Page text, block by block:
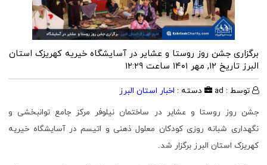
برگزاری جشن روز روستا و عشایر در آسایشگاه خیریه کهریزک استان
البرزتاریخ ۱۲, مهر ۱۴۰۱ ساعت ۱۲:۲۹
توسط : ad دسته : اخبار استان البرز
جشن روز روستا و عشایر در ساختمان نیلوفر مرکز جامع توانبخشی و
نگهداری شبانه روزی کودکان معلول ذهنی و اتیسم در آسایشگاه خیریه
کهریزک استان البرز برگزار شد.